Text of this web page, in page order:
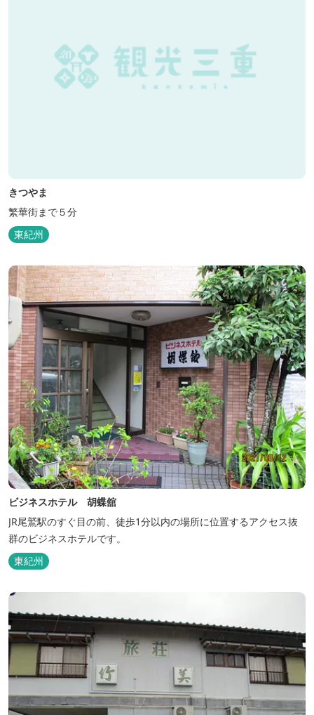
きつやま
繁華街まで５分
東紀州
ビジネスホテル 胡蝶舘
JR尾鷲駅のすぐ目の前、徒歩1分以内の場所に位置するアクセス抜
群のビジネスホテルです。
東紀州